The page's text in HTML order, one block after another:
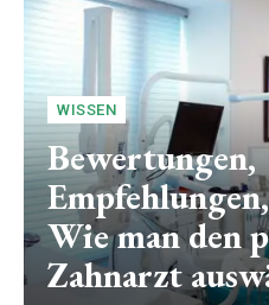
WISSEN
Bewertungen,
Wie man den
Zahnarzt